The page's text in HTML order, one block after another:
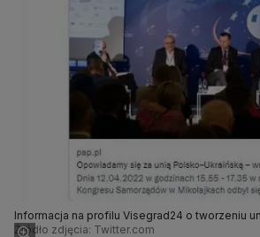
Informacja na profilu Visegrad24 o tworzeniu
Źródło zdjęcia: Twitter.com